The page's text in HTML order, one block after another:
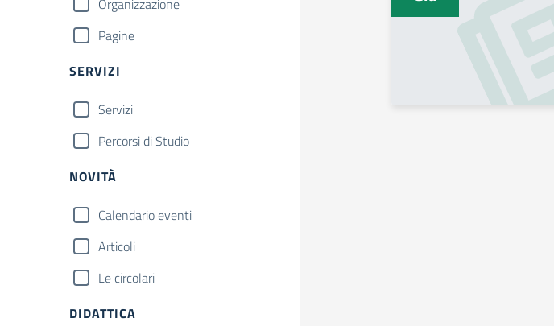
Organizzazione
Pagine
SERVIZI
Servizi
Percorsi di Studio
NOVITÀ
Calendario eventi
Articoli
Le circolari
DIDATTICA